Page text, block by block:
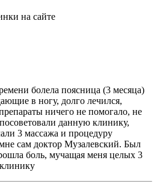
на сайте
болела поясница (3 месяца)
в ногу, долго лечился,
ничего не помогало, не
данную клинику,
3 массажа и процедуру
сам доктор Музалевский. Был
боль, мучащая меня целых 3